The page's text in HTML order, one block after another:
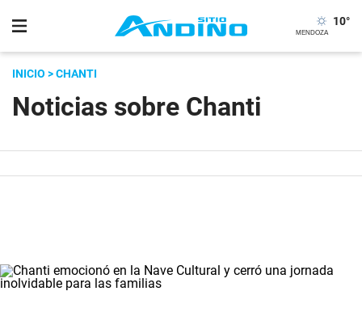
10°
INICIO > CHANTI
Noticias sobre Chanti